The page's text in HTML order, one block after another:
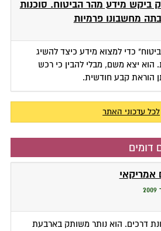
ביקש מידע מהר הביטוח. סוכנות
מחשבונו פרמיות
כדי למצוא מידע כיצד להשיג
הוא יצא משם, מבלי להבין כי רכש
הוראת קבע חודשית.
לכל עדכוני האתר
דומים
אמריקאי
בתאונת דרכים. הוא נותר משותק בארבעת